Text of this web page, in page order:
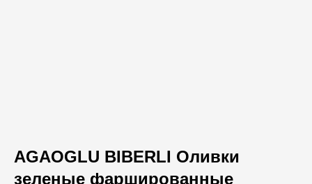
AGAOGLU BIBERLI Оливки
зеленые фаршированные